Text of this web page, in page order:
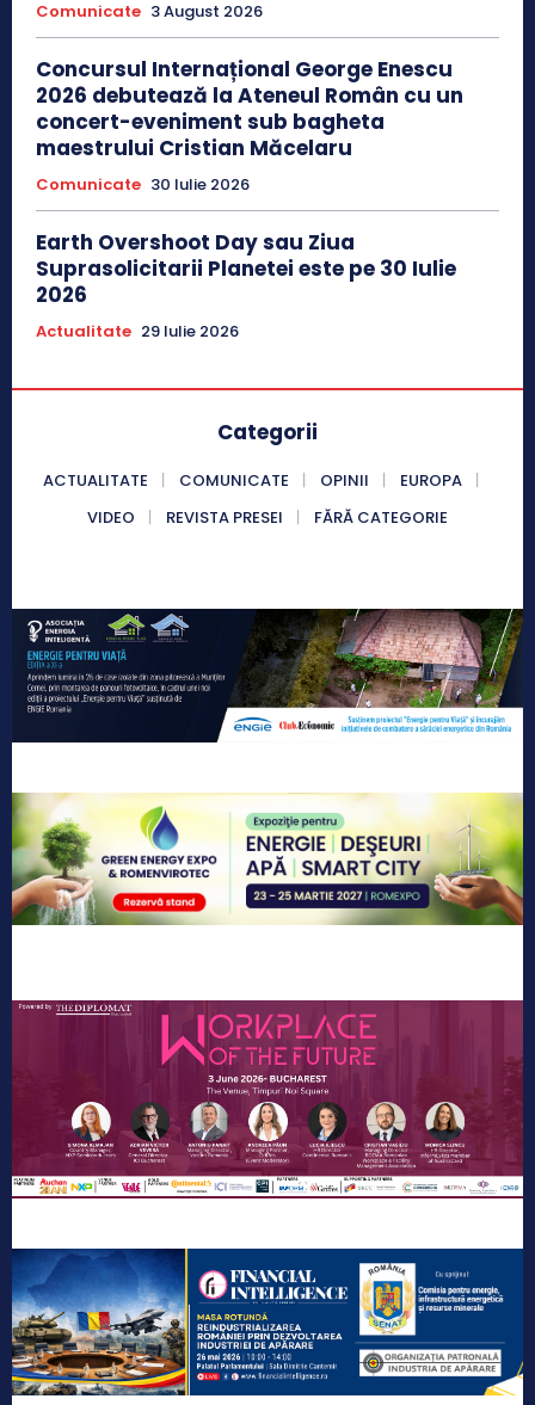
Comunicate 3 August 2026
Concursul Internațional George Enescu
2026 debutează la Ateneul Român cu un
concert-eveniment sub bagheta
maestrului Cristian Măcelaru
Comunicate 30 Iulie 2026
Earth Overshoot Day sau Ziua
Suprasolicitarii Planetei este pe 30 Iulie
2026
Actualitate 29 Iulie 2026
Categorii
ACTUALITATE COMUNICATE OPINII
EUROPA
VIDEO
REVISTA PRESEI FĂRĂ CATEGORIE